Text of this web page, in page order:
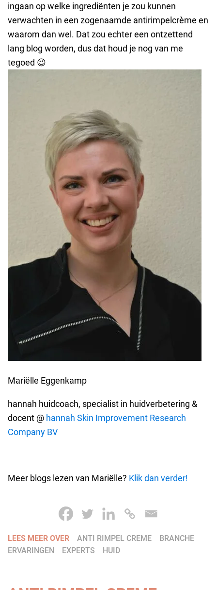
ingaan op welke ingrediënten je zou kunnen
verwachten in een zogenaamde antirimpelcrème en
waarom dan wel. Dat zou echter een ontzettend
lang blog worden, dus dat houd je nog van me
tegoed 😉
Mariëlle Eggenkamp
hannah huidcoach, specialist in huidverbetering &
docent @ hannah Skin Improvement Research
Company BV
Meer blogs lezen van Mariëlle? Klik dan verder!
LEES MEER OVER ANTI RIMPEL CREME
BRANCHE
ERVARINGEN
EXPERTS HUID